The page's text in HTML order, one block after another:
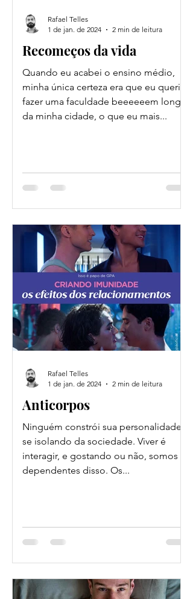
Recomeços da vida
Quando eu acabei o ensino médio,
minha única certeza era que eu queria
fazer uma faculdade beeeeeem longe
da minha cidade, o que eu mais...
Rafael Telles
1 de jan. de 2024
2 min de leitura
Anticorpos
Ninguém constrói sua personalidade
se isolando da sociedade. Viver é
interagir, e gostando ou não, somos
dependentes disso. Os...
Rafael Telles
1 de jan. de 2024
2 min de leitura